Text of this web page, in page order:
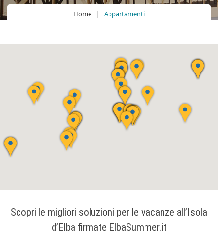
Home Appartamenti
Scopri le migliori soluzioni per le vacanze all’Isola
d’Elba firmate ElbaSummer.it